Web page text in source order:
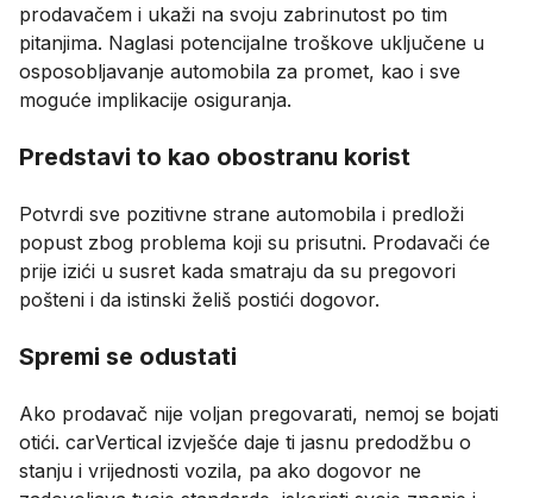
prodavačem i ukaži na svoju zabrinutost po tim
pitanjima. Naglasi potencijalne troškove uključene u
osposobljavanje automobila za promet, kao i sve
moguće implikacije osiguranja.
Predstavi to kao obostranu korist
Potvrdi sve pozitivne strane automobila i predloži
popust zbog problema koji su prisutni. Prodavači će
prije izići u susret kada smatraju da su pregovori
pošteni i da istinski želiš postići dogovor.
Spremi se odustati
Ako prodavač nije voljan pregovarati, nemoj se bojati
otići. carVertical izvješće daje ti jasnu predodžbu o
stanju i vrijednosti vozila, pa ako dogovor ne